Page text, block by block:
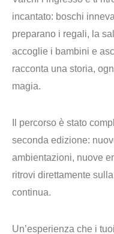
incantato: boschi
preparano i regali, la
accoglie i bambini e
racconta una storia,
magia.
Il percorso è stato
seconda edizione:
ambientazioni, nuove
ritrovi direttamente
continua.
Un’esperienza che i